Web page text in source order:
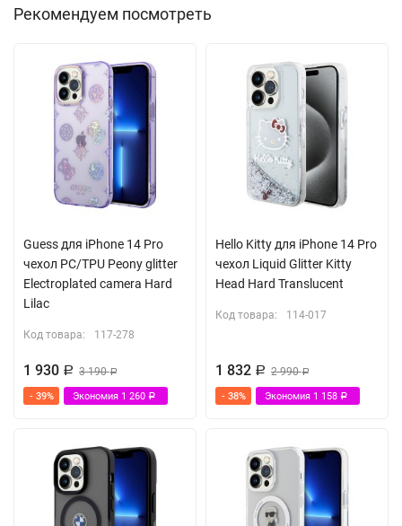
Рекомендуем посмотреть
Guess для iPhone 14 Pro
чехол PC/TPU Peony glitter
Electroplated camera Hard
Lilac
Код товара: 117-278
1 930 Р 3 190Р
- 39% Экономия 1 260 Р
Hello Kitty для iPhone 14 Pro
чехол Liquid Glitter Kitty
Head Hard Translucent
Код товара: 114-017
1 832 Р 2 990Р
- 38% Экономия 1 158 Р